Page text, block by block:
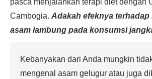
pasca menjalankan terapi diet dengan
Cambogia. Adakah efeknya terhadap
asam lambung pada konsumsi
Kebanyakan dari Anda mungkin
mengenal asam gelugur atau juga